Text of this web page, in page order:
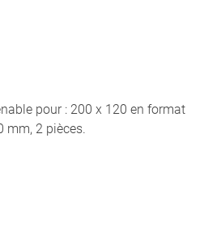
pour : 200 x 120 en format
mm, 2 pièces.